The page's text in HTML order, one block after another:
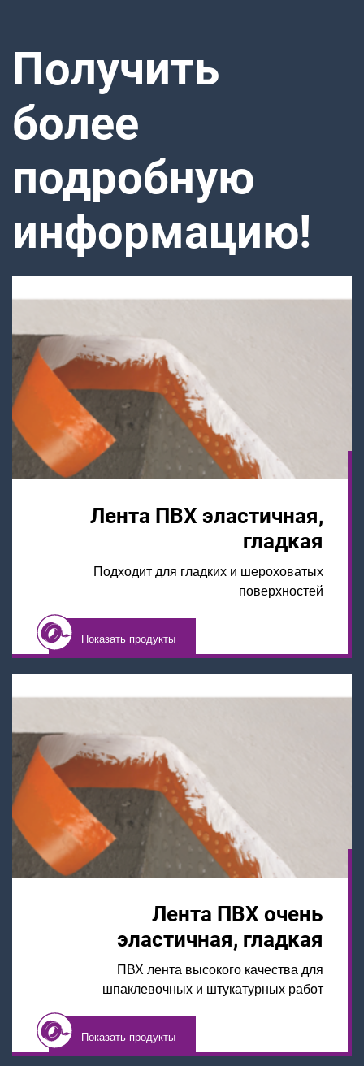
Получить
более
подробную
информацию!
Лента ПВХ эластичная,
гладкая
Подходит для гладких и шероховатых
поверхностей
Показать продукты
Лента ПВХ очень
эластичная, гладкая
ПВХ лента высокого качества для
шпаклевочных и штукатурных работ
Показать продукты